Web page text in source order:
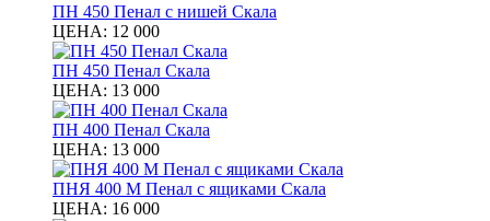
ПН 450 Пенал с нишей Скала
ЦЕНА: 12 000
ПН 450 Пенал Скала
ЦЕНА: 13 000
ПН 400 Пенал Скала
ЦЕНА: 13 000
ПНЯ 400 М Пенал с ящиками Скала
ЦЕНА: 16 000